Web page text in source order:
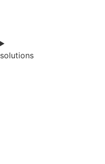
solutions